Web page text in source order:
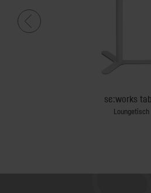
se:works
Loungetisch